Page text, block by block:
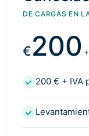
DE CARGAS EN
€200
200 € + IVA